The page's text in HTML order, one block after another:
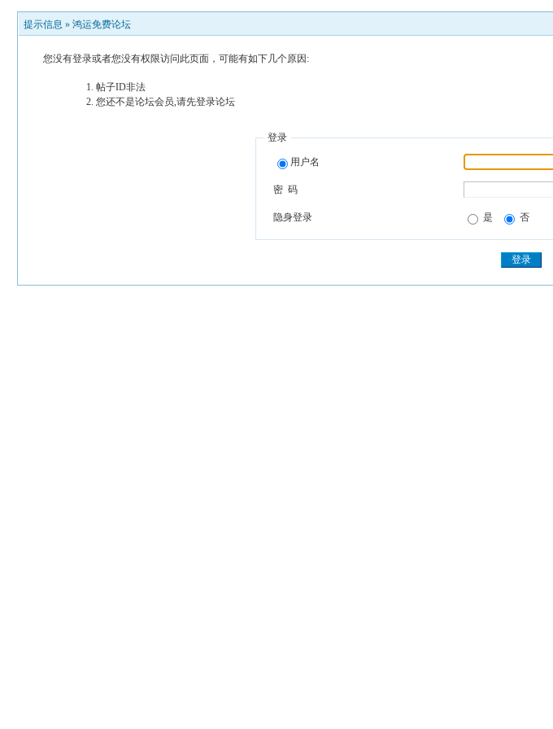
提示信息 » 鸿运免费论坛
您没有登录或者您没有权限访问此页面，可能有如下几个原因:
帖子ID非法
您还不是论坛会员,请先登录论坛
登录
用户名
密 码
隐身登录 是 否